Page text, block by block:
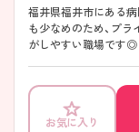
福井県福井市にある
も少なめのため、プ
がしやすい職場です◎
ので、お気軽にご連絡
お気に入り